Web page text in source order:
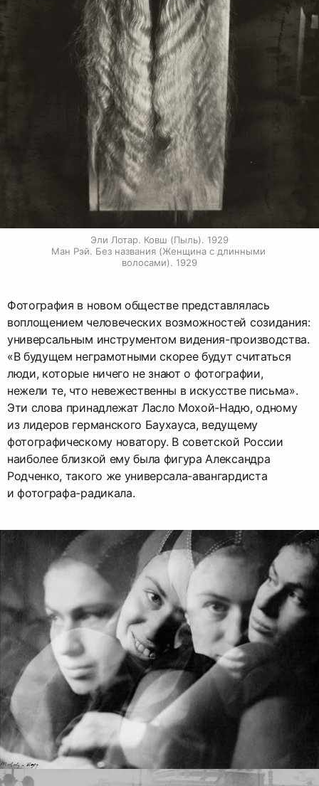
Эли Лотар. Ковш (Пыль). 1929
Ман Рэй. Без названия (Женщина с длинными
волосами). 1929
Фотография в новом обществе представлялась
воплощением человеческих возможностей созидания:
универсальным инструментом видения-производства.
«В будущем неграмотными скорее будут считаться
люди, которые ничего не знают о фотографии,
нежели те, что невежественны в искусстве письма».
Эти слова принадлежат Ласло Мохой-Надю, одному
из лидеров германского Баухауса, ведущему
фотографическому новатору. В советской России
наиболее близкой ему была фигура Александра
Родченко, такого же универсала-авангардиста
и фотографа-радикала.